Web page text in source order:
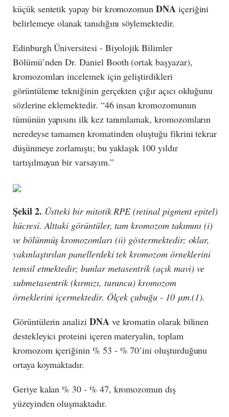
küçük sentetik yapay bir kromozomunDNAiçeriğini
belirlemeye olanak tanıdığını söylemektedir.
Edinburgh Üniversitesi - Biyolojik Bilimler
Bölümü’nden Dr. Daniel Booth (ortak başyazar),
kromozomları incelemek için geliştirdikleri
görüntüleme tekniğinin gerçekten çığır açıcı olduğunu
sözlerine eklemektedir. “46 insan kromozomunun
tümünün yapısını ilk kez tanımlamak, kromozomların
neredeyse tamamen kromatinden oluştuğu fikrini tekrar
düşünmeye zorlamıştı; bu yaklaşık 100 yıldır
tartışılmayan bir varsayım.”
Şekil 2. Üstteki bir mitotik RPE (retinal pigment epitel)
hücresi. Alttaki görüntüler, tam kromozom takımını (i)
ve bölünmüş kromozomları (ii) göstermektedir; oklar,
yakınlaştırılan panellerdeki tek kromozom örneklerini
temsil etmektedir; bunlar metasentrik (açık mavi) ve
submetasentrik (kırmızı, turuncu) kromozom
örneklerini içermektedir. Ölçek çubuğu - 10 μm.(1).
Görüntülerin analizi DNAve kromatin olarak bilinen
destekleyici proteini içeren materyalin, toplam
kromozom içeriğinin % 53 - % 70’ini oluşturduğunu
ortaya koymaktadır.
Geriye kalan % 30 - % 47, kromozomun dış
yüzeyinden oluşmaktadır.